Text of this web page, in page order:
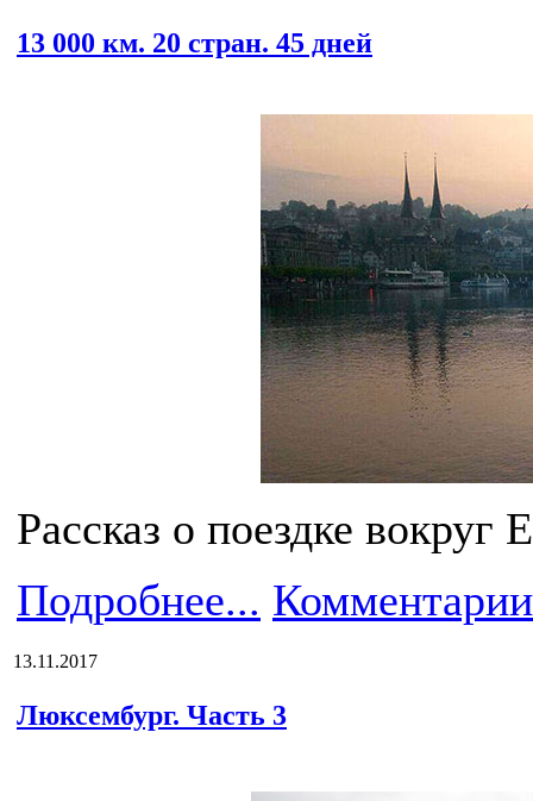
13 000 км. 20 стран. 45 дней
Рассказ о поездке
Подробнее...
13.11.2017
Люксембург. Часть 3